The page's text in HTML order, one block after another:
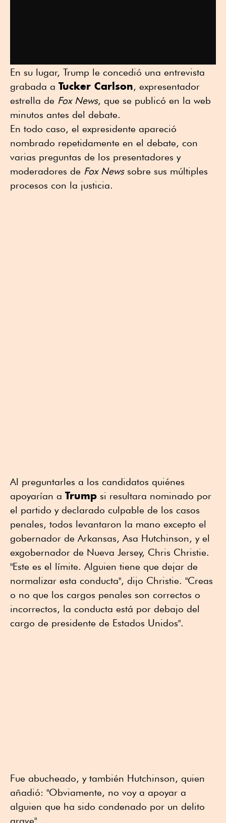
En su lugar, Trump le concedió una entrevista
grabada a Tucker Carlson, expresentador
estrella de Fox News, que se publicó en la web
minutos antes del debate.
En todo caso, el expresidente apareció
nombrado repetidamente en el debate, con
varias preguntas de los presentadores y
moderadores de Fox Newssobre sus múltiples
procesos con la justicia.
Al preguntarles a los candidatos quiénes
apoyarían a Trump si resultara nominado por
el partido y declarado culpable de los casos
penales, todos levantaron la mano excepto el
gobernador de Arkansas, Asa Hutchinson, y el
exgobernador de Nueva Jersey, Chris Christie.
"Este es el límite. Alguien tiene que dejar de
normalizar esta conducta", dijo Christie. "Creas
o no que los cargos penales son correctos o
incorrectos, la conducta está por debajo del
cargo de presidente de Estados Unidos".
Fue abucheado, y también Hutchinson, quien
añadió: "Obviamente, no voy a apoyar a
alguien que ha sido condenado por un delito
grave".